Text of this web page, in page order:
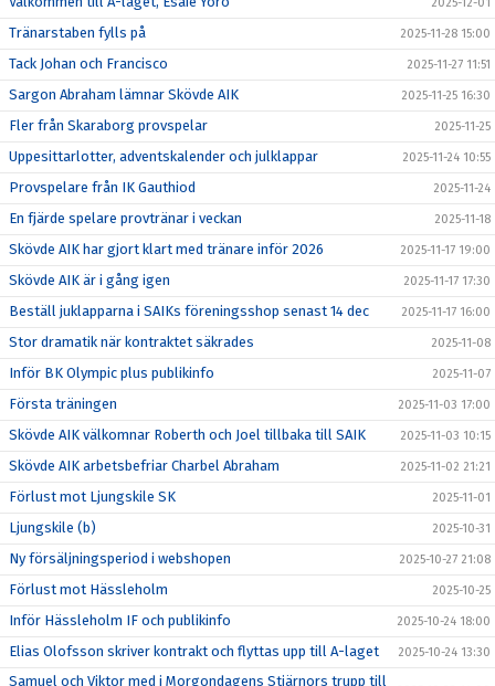
Tränarstaben fylls på 2025-11-28 15:00
Tack Johan och Francisco 2025-11-27 11:51
Sargon Abraham lämnar Skövde AIK 2025-11-25 16:30
Fler från Skaraborg provspelar 2025-11-25
Uppesittarlotter, adventskalender och julklappar 2025-11-24 10:55
Provspelare från IK Gauthiod 2025-11-24
En fjärde spelare provtränar i veckan 2025-11-18
Skövde AIK har gjort klart med tränare inför 2026 2025-11-17 19:00
Skövde AIK är i gång igen 2025-11-17 17:30
Beställ juklapparna i SAIKs föreningsshop senast 14 dec 2025-11-17 16:00
Stor dramatik när kontraktet säkrades 2025-11-08
Inför BK Olympic plus publikinfo 2025-11-07
Första träningen 2025-11-03 17:00
Skövde AIK välkomnar Roberth och Joel tillbaka till SAIK 2025-11-03 10:15
Skövde AIK arbetsbefriar Charbel Abraham 2025-11-02 21:21
Förlust mot Ljungskile SK 2025-11-01
Ljungskile (b) 2025-10-31
Ny försäljningsperiod i webshopen 2025-10-27 21:08
Förlust mot Hässleholm 2025-10-25
Inför Hässleholm IF och publikinfo 2025-10-24 18:00
Elias Olofsson skriver kontrakt och flyttas upp till A-laget 2025-10-24 13:30
Samuel och Viktor med i Morgondagens Stjärnors trupp till